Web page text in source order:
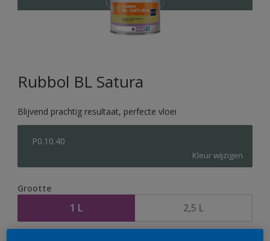
Rubbol BL Satura
Blijvend prachtig resultaat, perfecte vloei
P0.10.40
Kleur wijzigen
Grootte
1 L 2,5 L